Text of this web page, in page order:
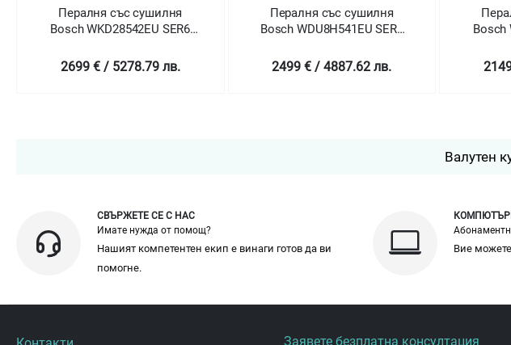
със сушилня
WKD28542EU SER6
€ / 5278.79 лв.
Пералня със сушилня
Bosch WDU8H541EU SER6
2499 € / 4887.62 лв.
Пералня със
Bosch
9/6 kg
2149 € /
Валутен
СВЪРЖЕТЕ СЕ С НАС
Имате нужда от помощ?
Нашият компетентен екип е винаги готов да ви
помогне.
Вие
Заявете безплатна консултация